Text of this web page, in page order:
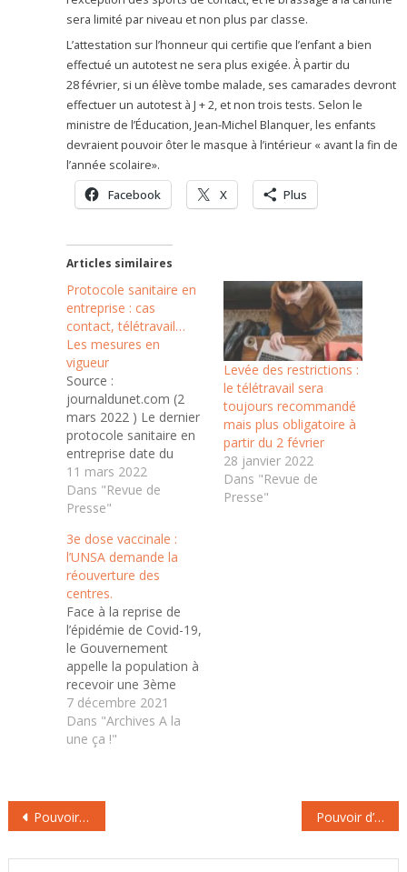
sera limité par niveau et non plus par classe.
L’attestation sur l’honneur qui certifie que l’enfant a bien
effectué un autotest ne sera plus exigée. À partir du
28 février, si un élève tombe malade, ses camarades devront
effectuer un autotest à J + 2, et non trois tests. Selon le
ministre de l’Éducation, Jean-Michel Blanquer, les enfants
devraient pouvoir ôter le masque à l’intérieur « avant la fin de
l’année scolaire».
Facebook X Plus
Articles similaires
Protocole sanitaire en
entreprise : cas
contact, télétravail…
Les mesures en
vigueur
Source :
journaldunet.com (2
mars 2022 ) Le dernier
protocole sanitaire en
entreprise date du
28 février. Il prévoit un
assouplissement des
mesures et un
moments de
convivialité. Depuis la
dernière version du
protocole sanitaire en
entreprise publié le 16
février 2022, il est
de possible d'organiser
de nouveau des…
11 mars 2022
Dans "Revue de
Presse"
Levée des restrictions :
le télétravail sera
toujours recommandé
mais plus obligatoire à
partir du 2 février
28 janvier 2022
Dans "Revue de
Presse"
3e dose vaccinale :
l’UNSA demande la
réouverture des
centres.
Face à la reprise de
l’épidémie de Covid-19,
le Gouvernement
appelle la population à
recevoir une 3ème
dose de vaccin. L’UNSA
demande la
réouverture des
vous aiguille quant à la
validité de votre pass
7 décembre 2021
Dans "Archives A la
une ça !"
Navigation
de
l’article
Pouvoir d’achat, salaires : l’Unsa alerte sur une possible crise sociale Pouvoir d’achat : l’Unsa alerte sur le risque « d’une colère sourde, froide et explosive»